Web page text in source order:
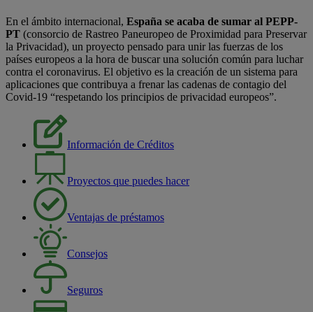
En el ámbito internacional, España se acaba de sumar al PEPP-
PT (consorcio de Rastreo Paneuropeo de Proximidad para Preservar
la Privacidad), un proyecto pensado para unir las fuerzas de los
países europeos a la hora de buscar una solución común para luchar
contra el coronavirus. El objetivo es la creación de un sistema para
aplicaciones que contribuya a frenar las cadenas de contagio del
Covid-19 “respetando los principios de privacidad europeos”.
Información de Créditos
Proyectos que puedes hacer
Ventajas de préstamos
Consejos
Seguros